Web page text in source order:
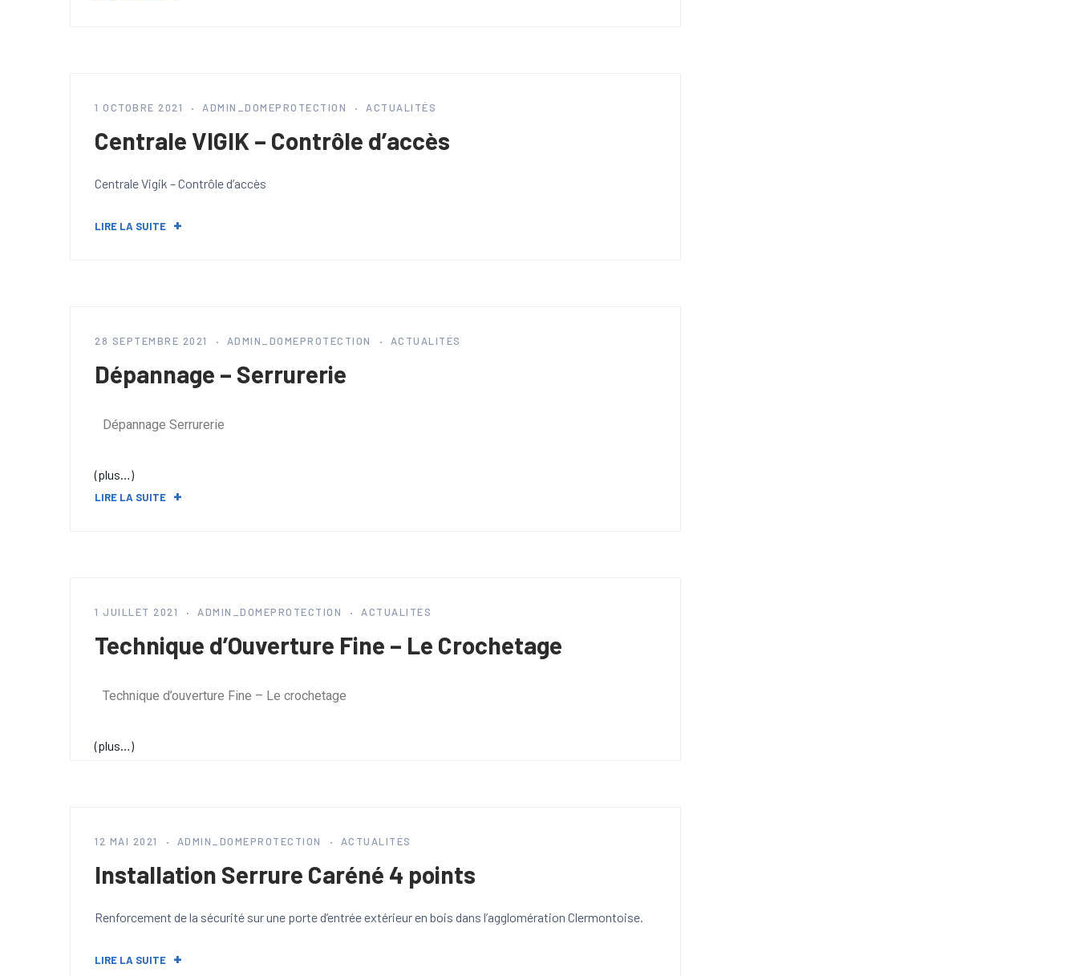
1 OCTOBRE 2021 ADMIN_DOMEPROTECTION ACTUALITÉS
Centrale VIGIK – Contrôle d’accès
Centrale Vigik – Contrôle d’accès
LIRE LA SUITE
28 SEPTEMBRE 2021 ADMIN_DOMEPROTECTION ACTUALITÉS
Dépannage – Serrurerie
Dépannage Serrurerie
(plus…)
LIRE LA SUITE
1 JUILLET 2021 ADMIN_DOMEPROTECTION ACTUALITÉS
Technique d’Ouverture Fine – Le Crochetage
Technique d’ouverture Fine – Le crochetage
(plus…)
12 MAI 2021 ADMIN_DOMEPROTECTION ACTUALITÉS
Installation Serrure Caréné 4 points
Renforcement de la sécurité sur une porte d’entrée extérieur en bois dans l’agglomération Clermontoise.
LIRE LA SUITE